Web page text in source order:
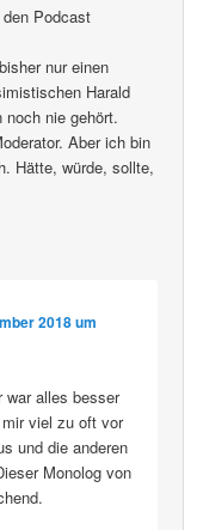
Podcast
nur einen
Harald
nie gehört.
Aber ich bin
Hätte, würde, sollte,
2018 um
war alles besser
viel zu oft vor
und die anderen
Monolog von